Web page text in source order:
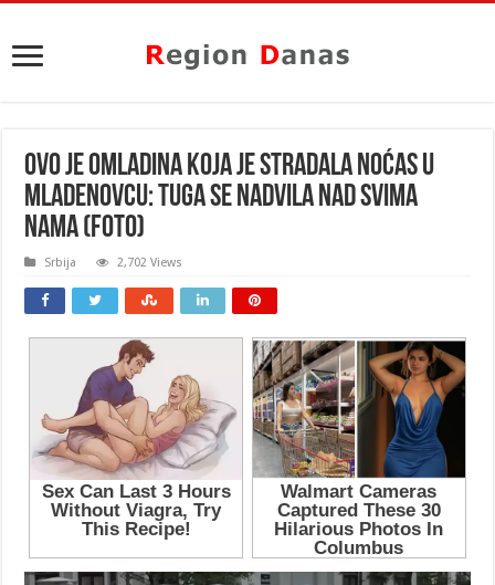
OVO JE OMLADINA KOJA JE STRADALA NOĆAS U
MLADENOVCU: Tuga se nadvila nad svima
nama (FOTO)
Srbija 2,702 Views